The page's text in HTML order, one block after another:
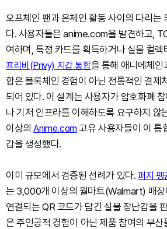
오프체인 팬과 온체인 활동 사이의 다리는
다. 사용자들은 anime.com을 발견하고,
여하며, 특정 카드를 획득하거나 실물 컬
프리비(Privy) 지갑 통합을 통해 애니메체인
합은 블록체인 경험이 아닌 전통적인 결제
되어 있다. 이 설계는 사용자가 암호화폐
나 기저 인프라를 이해하도록 요구하지 않
이상의Anime.com 고유 사용자들이 이 통
갑을 생성했다.
이미 규모에서 검증된 선례가 있다. 퍼지
는 3,000개 이상의 월마트(Walmart) 매장
연결되는 QR 코드가 담긴 실물 장난감을
은 주인공적 경험이 아닌 제품 참여의 부